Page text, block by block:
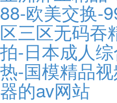
88-欧美交换-
区三区无码吞
拍-日本成人
热-国模精品
器的av网站